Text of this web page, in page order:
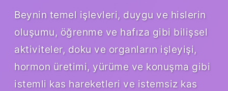
Beynin temel işlevleri, duygu ve hislerin
oluşumu, öğrenme ve hafıza gibi bilişsel
aktiviteler, doku ve organların işleyişi,
hormon üretimi, yürüme ve konuşma gibi
istemli kas hareketleri ve istemsiz kas